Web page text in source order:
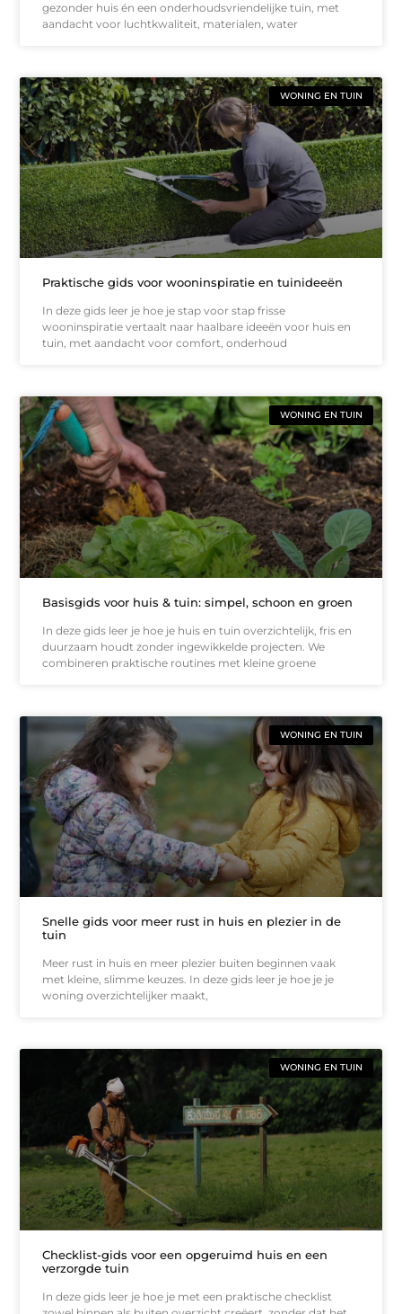
gezonder huis én een onderhoudsvriendelijke tuin, met
aandacht voor luchtkwaliteit, materialen, water
WONING EN TUIN
Praktische gids voor wooninspiratie en tuinideeën
In deze gids leer je hoe je stap voor stap frisse
wooninspiratie vertaalt naar haalbare ideeën voor huis en
tuin, met aandacht voor comfort, onderhoud
WONING EN TUIN
Basisgids voor huis & tuin: simpel, schoon en groen
In deze gids leer je hoe je huis en tuin overzichtelijk, fris en
duurzaam houdt zonder ingewikkelde projecten. We
combineren praktische routines met kleine groene
WONING EN TUIN
Snelle gids voor meer rust in huis en plezier in de
tuin
Meer rust in huis en meer plezier buiten beginnen vaak
met kleine, slimme keuzes. In deze gids leer je hoe je je
woning overzichtelijker maakt,
WONING EN TUIN
Checklist-gids voor een opgeruimd huis en een
verzorgde tuin
In deze gids leer je hoe je met een praktische checklist